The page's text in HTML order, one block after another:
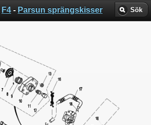
F4 - Parsun sprängskisser Sök